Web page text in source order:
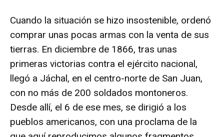
Cuando la situación se hizo insostenible, ordenó
comprar unas pocas armas con la venta de sus
tierras. En diciembre de 1866, tras unas
primeras victorias contra el ejército nacional,
llegó a Jáchal, en el centro-norte de San Juan,
con no más de 200 soldados montoneros.
Desde allí, el 6 de ese mes, se dirigió a los
pueblos americanos, con una proclama de la